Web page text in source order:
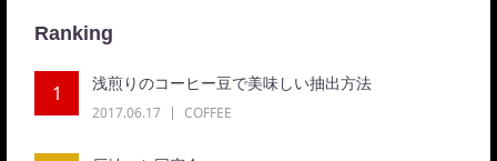
Ranking
1 浅煎りのコーヒー豆で美味しい抽出方法
2017.06.17 COFFEE